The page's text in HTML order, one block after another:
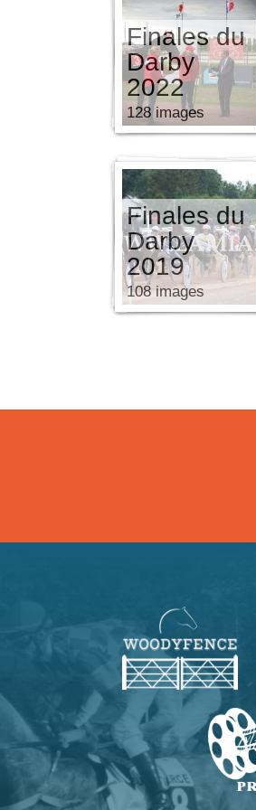
Finales du
Darby
2022
128 images
Finales du
Darby
2019
108 images